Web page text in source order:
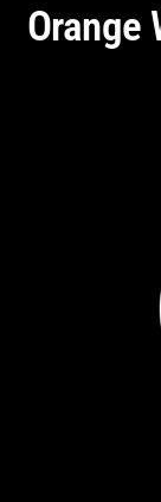
Orange